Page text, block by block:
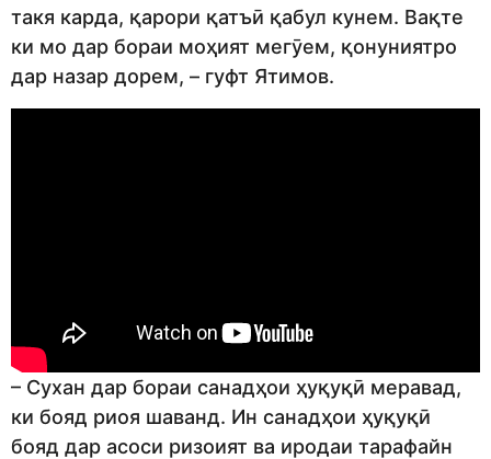
такя карда, қарори қатъӣ қабул кунем. Вақте
ки мо дар бораи моҳият мегӯем, қонуниятро
дар назар дорем, – гуфт Ятимов.
– Сухан дар бораи санадҳои ҳуқуқӣ меравад,
ки бояд риоя шаванд. Ин санадҳои ҳуқуқӣ
бояд дар асоси ризоият ва иродаи тарафайн